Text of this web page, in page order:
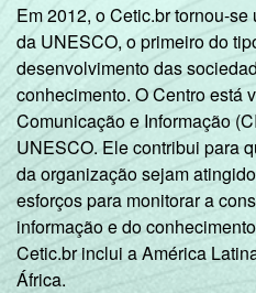
Em 2012, o Cetic.br tornou-
da UNESCO, o primeiro do
desenvolvimento das
conhecimento. O Centro está
Comunicação e Informação
UNESCO. Ele contribui para
da organização sejam
esforços para monitorar a
informação e do
Cetic.br inclui a América
África.